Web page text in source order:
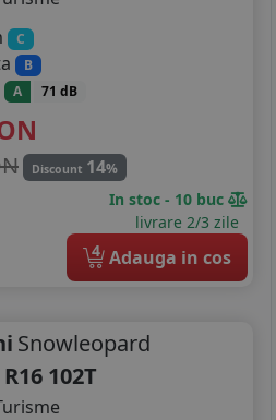
C
B
A 71 dB
Discount 14%
In stoc - 10 buc
livrare 2/3 zile
4 Adauga in cos
Snowleopard
102T